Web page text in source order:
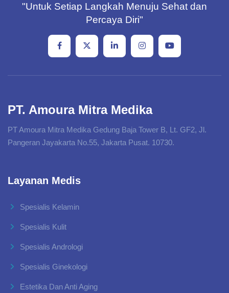
"Untuk Setiap Langkah Menuju Sehat dan
Percaya Diri"
PT. Amoura Mitra Medika
PT Amoura Mitra Medika Gedung Baja Tower B, Lt. GF2, Jl.
Pangeran Jayakarta No.55, Jakarta Pusat. 10730.
Layanan Medis
Spesialis Kelamin
Spesialis Kulit
Spesialis Andrologi
Spesialis Ginekologi
Estetika Dan Anti Aging